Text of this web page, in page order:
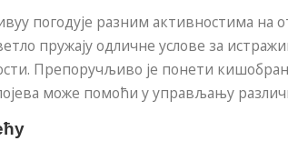
погодује разним активностима на
пружају одличне услове за
Препоручљиво је понети
може помоћи у управљању